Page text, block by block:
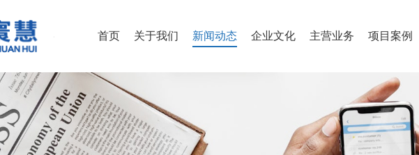
首页 关于我们 新闻动态 企业文化 主营业务 项目案例